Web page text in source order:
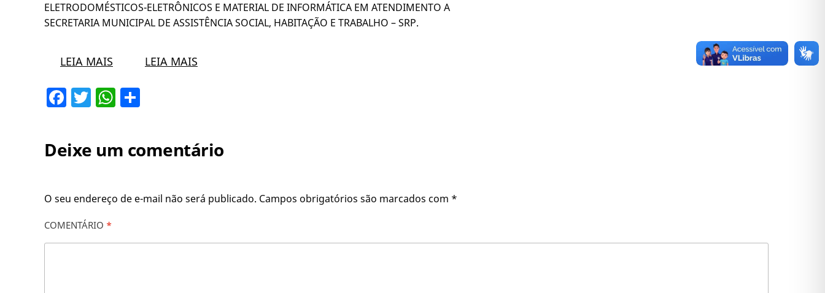
ELETRODOMÉSTICOS-ELETRÔNICOS E MATERIAL DE INFORMÁTICA EM ATENDIMENTO A
SECRETARIA MUNICIPAL DE ASSISTÊNCIA SOCIAL, HABITAÇÃO E TRABALHO – SRP.
LEIA MAIS LEIA MAIS
Facebook
TwitterWhatsApp
Deixe um comentário
O seu endereço de e-mail não será publicado. Campos obrigatórios são marcados com *
COMENTÁRIO *